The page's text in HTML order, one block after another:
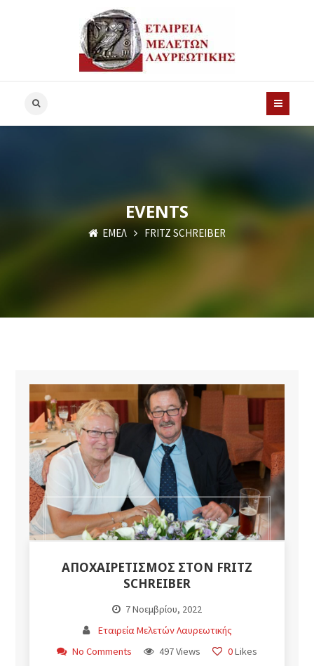
EVENTS
ΕΜΕΛ FRITZ SCHREIBER
ΑΠΟΧΑΙΡΕΤΙΣΜΟΣ ΣΤΟΝ FRITZ
SCHREIBER
7 Νοεμβρίου, 2022
Εταιρεία Μελετών Λαυρεωτικής
No Comments
497 Views 0Likes